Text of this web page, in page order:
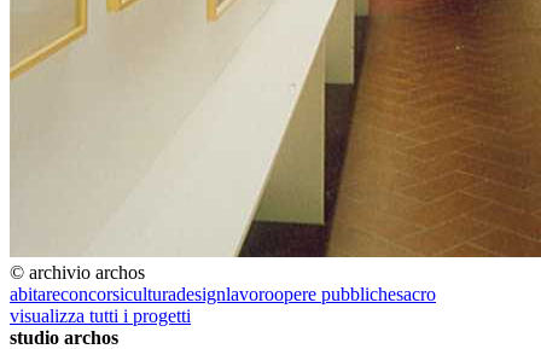
© archivio archos
abitareconcorsiculturadesignlavoroopere pubblichesacro
visualizza tutti i progetti
studio archos